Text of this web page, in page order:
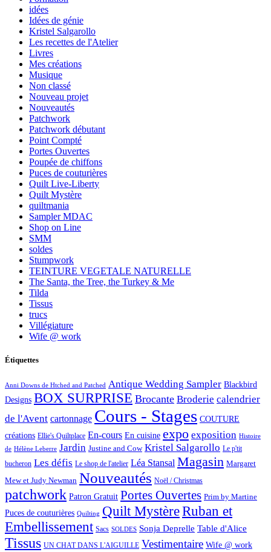
idées
Idées de génie
Kristel Salgarollo
Les recettes de l'Atelier
Livres
Mes créations
Musique
Non classé
Nouveau projet
Nouveautés
Patchwork
Patchwork débutant
Point Compté
Portes Ouvertes
Poupée de chiffons
Puces de couturières
Quilt Live-Liberty
Quilt Mystère
quiltmania
Sampler MDAC
Shop on Line
SMM
soldes
Stumpwork
TEINTURE VEGETALE NATURELLE
The Santa, the Tree, the Turkey & Me
Tilda
Tissus
trucs
Villégiature
Wife @ work
Étiquettes
Anni Downs de Htched and Patched Antique Wedding Sampler Blackbird
Designs BOX SURPRISE Brocante Broderie calendrier
de l'Avent cartonnage Cours - Stages COUTURE
créations Ellie's Quiltplace En-cours En cuisine expo exposition Histoire
de Hélène Leberre Jardin Justine and Cow Kristel Salgarollo Le p'tit
bucheron Les défis Le shop de l'atelier Léa Stansal Magasin Margaret
Mew et Judy Newman Nouveautés Noël / Christmas
patchwork Patron Gratuit Portes Ouvertes Prim by Martine
Puces de couturières Quilting Quilt MystèreRuban et
Embellissement Sacs SOLDES Sonja Deprelle Table d'Alice
Tissus UN CHAT DANS L'AIGUILLE Vestimentaire Wife @ work